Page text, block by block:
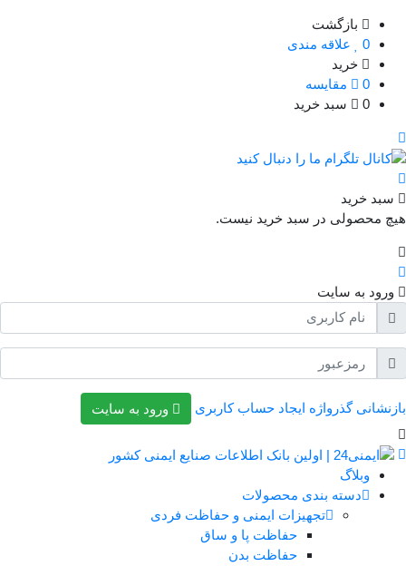
بازگشت
0
علاقه مندی
خرید
0
مقایسه
0
سبد خرید
خرید
محصولی در سبد خرید نیست.
به سایت
گذرواژه ایجاد حساب کاربری
وبلاگ
دسته بندی محصولات
تجهیزات ایمنی و حفاظت فردی
حفاظت پا و ساق
حفاظت بدن